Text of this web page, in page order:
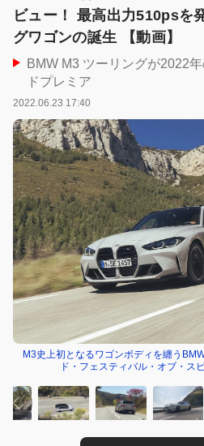
ビュー！ 最高出力510psを
グワゴンの誕生 【動画】
BMW M3 ツーリングが2022
ドプレミア
2022.06.23 17:40
M3史上初となるワゴンボディを纏う
ド・フェスティバル・オブ・ス